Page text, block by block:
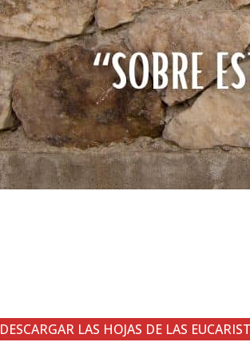
DESCARGAR LAS HOJAS DE LAS